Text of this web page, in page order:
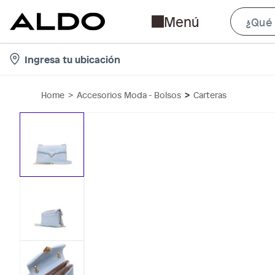
Menú
Ingresa tu ubicación
Home Accesorios Moda - Bolsos Carteras